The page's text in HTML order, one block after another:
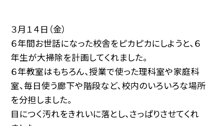
３月１４日（金）
６年間お世話になった校舎をピカピカにしようと、６
年生が大掃除を計画してくれました。
６年教室はもちろん、授業で使った理科室や家庭科
室、毎日使う廊下や階段など、校内のいろいろな場所
を分担しました。
目につく汚れをきれいに落とし、さっぱりさせてくれ